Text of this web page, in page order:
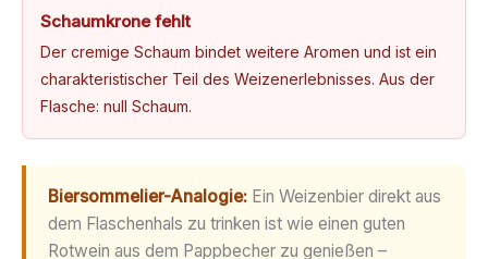
Schaumkrone fehlt
Der cremige Schaum bindet weitere Aromen und ist ein
charakteristischer Teil des Weizenerlebnisses. Aus der
Flasche: null Schaum.
Biersommelier-Analogie: Ein Weizenbier direkt aus
dem Flaschenhals zu trinken ist wie einen guten
Rotwein aus dem Pappbecher zu genießen –